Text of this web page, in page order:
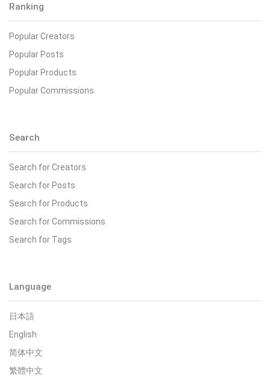
Ranking
Popular Creators
Popular Posts
Popular Products
Popular Commissions
Search
Search for Creators
Search for Posts
Search for Products
Search for Commissions
Search for Tags
Language
日本語
English
简体中文
繁體中文